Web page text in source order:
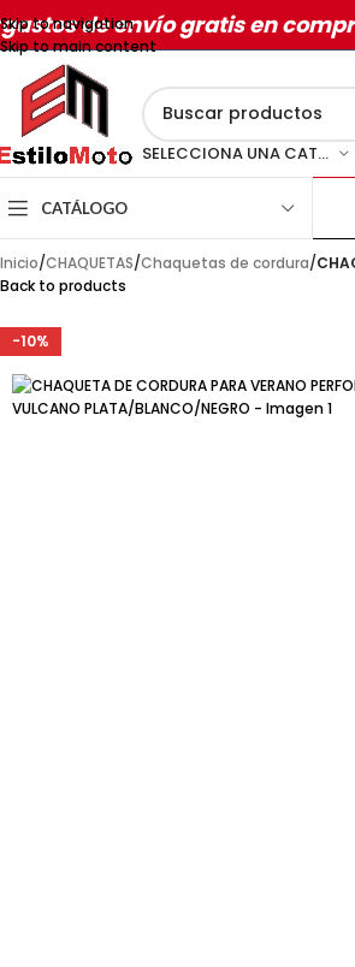
Skip to navigation
Skip to main content
de envío gratis en
SELECCIONA UNA CATEGORÍA
CATÁLOGO
Inicio/CHAQUETAS/Chaquetas de cordura/
Back to products
-10%